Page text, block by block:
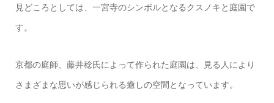
見どころとしては、一宮寺のシンボルとなるクスノキと庭園で
す。
京都の庭師、藤井稔氏によって作られた庭園は、見る人により
さまざまな思いが感じられる癒しの空間となっています。